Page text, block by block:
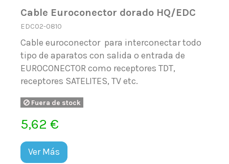
Cable Euroconector dorado HQ/EDC
EDC02-0810
Cable euroconector para interconectar todo
tipo de aparatos con salida o entrada de
EUROCONECTOR como receptores TDT,
receptores SATELITES, TV etc.
Fuera de stock
5,62 €
Ver Más